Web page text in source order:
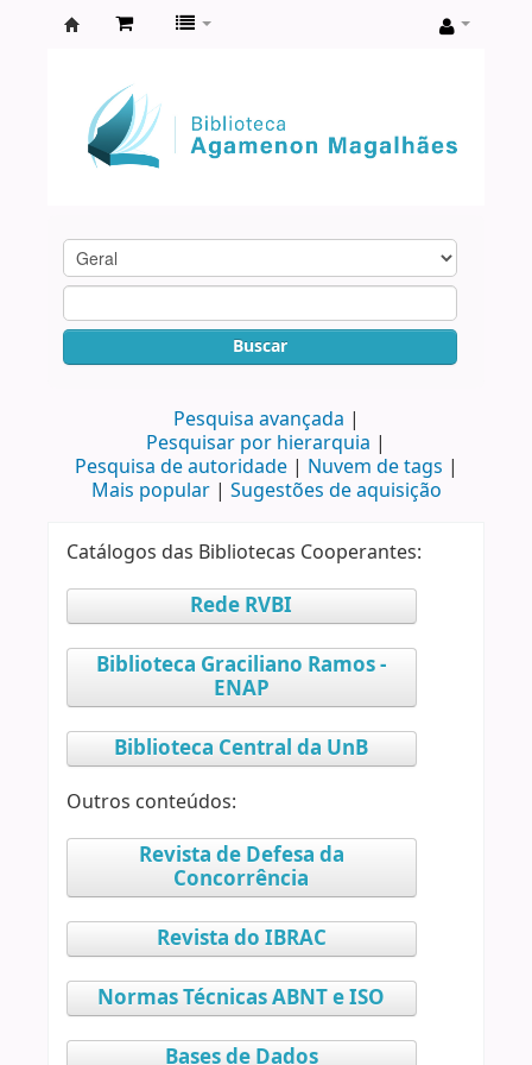
Agamenon
Magalhães
Buscar
Pesquisa avançada
Pesquisar por hierarquia
Pesquisa de autoridade
Nuvem de tags
Mais popular
Sugestões de aquisição
Catálogos das Bibliotecas Cooperantes:
Rede RVBI
Biblioteca Graciliano Ramos -
ENAP
Biblioteca Central da UnB
Outros conteúdos:
Revista de Defesa da
Concorrência
Revista do IBRAC
Normas Técnicas ABNT e ISO
Bases de Dados